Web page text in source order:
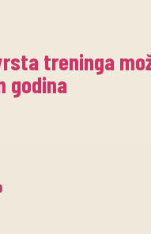
treninga
godina